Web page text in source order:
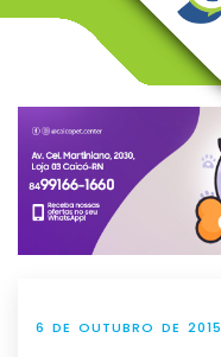
6 DE OUTUBRO DE 2015